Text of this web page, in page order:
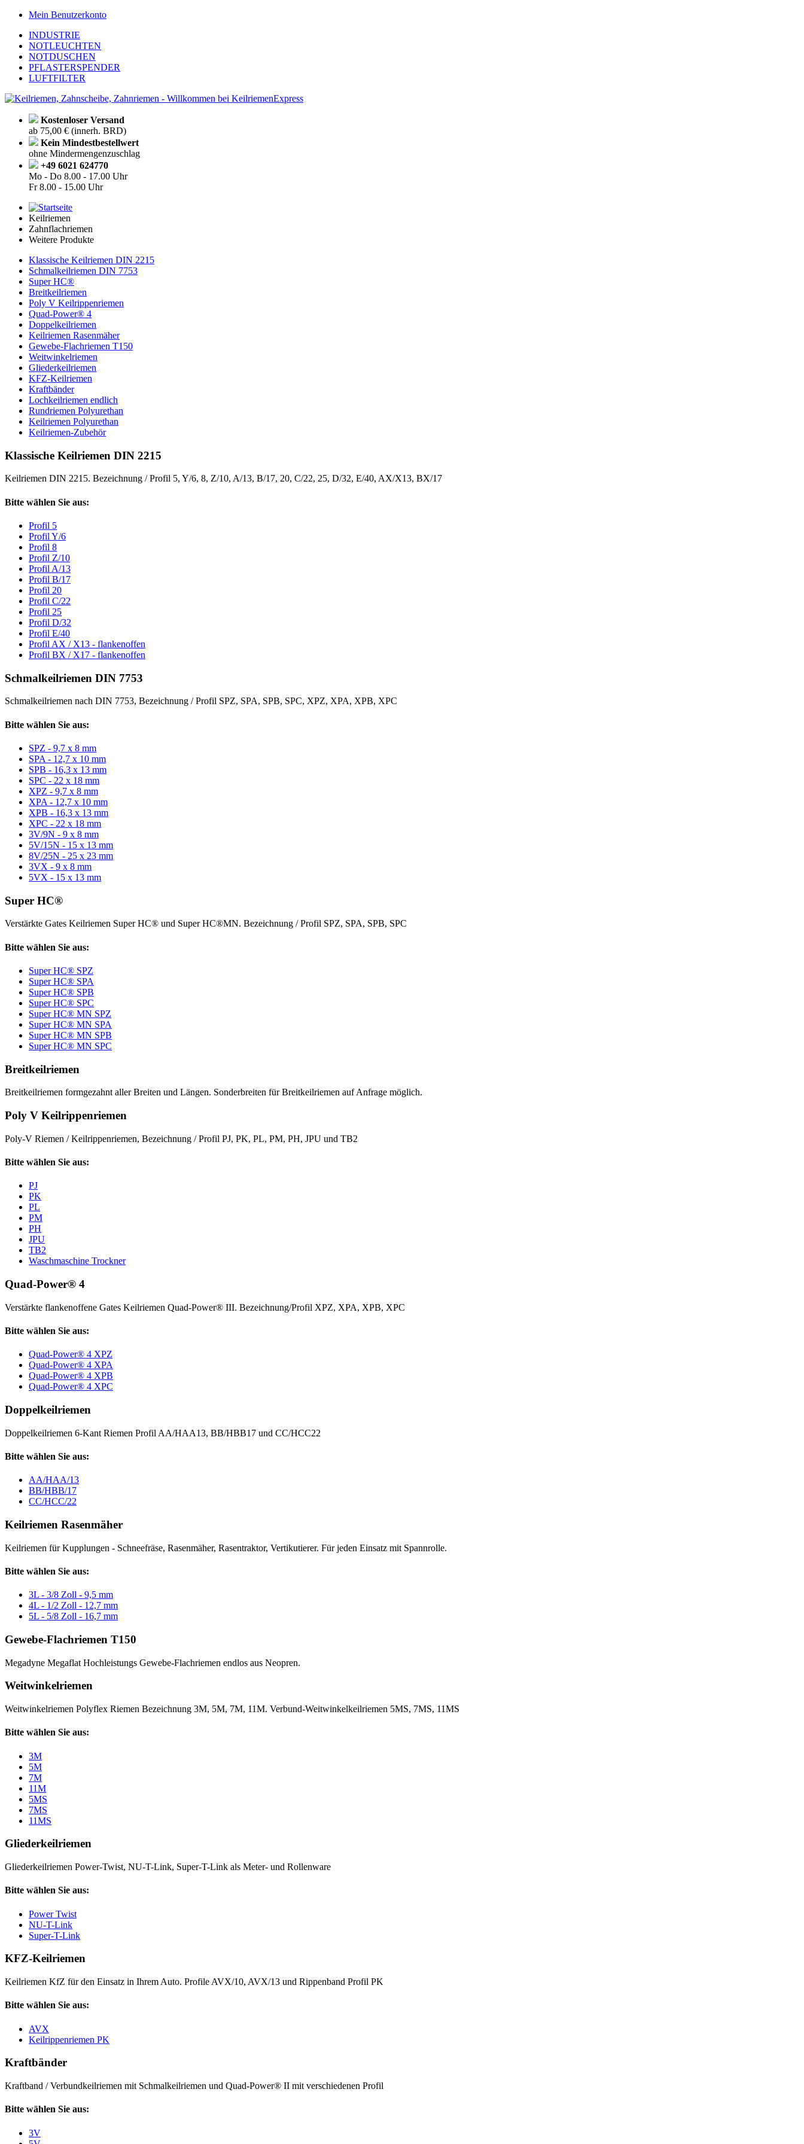
Mein Benutzerkonto
INDUSTRIE
NOTLEUCHTEN
NOTDUSCHEN
PFLASTERSPENDER
LUFTFILTER
Kostenloser Versand
ab 75,00 € (innerh. BRD)
Kein Mindestbestellwert
ohne Mindermengenzuschlag
+49 6021 624770
Mo - Do 8.00 - 17.00 Uhr
Fr8.00 - 15.00 Uhr
Keilriemen
Zahnflachriemen
Weitere Produkte
Klassische Keilriemen DIN 2215
Schmalkeilriemen DIN 7753
Super HC®
Breitkeilriemen
Poly V Keilrippenriemen
Quad-Power® 4
Doppelkeilriemen
Keilriemen Rasenmäher
Gewebe-Flachriemen T150
Weitwinkelriemen
Gliederkeilriemen
KFZ-Keilriemen
Kraftbänder
Lochkeilriemen endlich
Rundriemen Polyurethan
Keilriemen Polyurethan
Keilriemen-Zubehör
Klassische Keilriemen DIN 2215
Keilriemen DIN 2215. Bezeichnung / Profil 5, Y/6, 8, Z/10, A/13, B/17, 20, C/22, 25, D/32, E/40, AX/X13, BX/17
Bitte wählen Sie aus:
Profil 5
Profil Y/6
Profil 8
Profil Z/10
Profil A/13
Profil B/17
Profil 20
Profil C/22
Profil 25
Profil D/32
Profil E/40
Profil AX / X13 - flankenoffen
Profil BX / X17 - flankenoffen
Schmalkeilriemen DIN 7753
Schmalkeilriemen nach DIN 7753, Bezeichnung / Profil SPZ, SPA, SPB, SPC, XPZ, XPA, XPB, XPC
Bitte wählen Sie aus:
SPZ - 9,7 x 8 mm
SPA - 12,7 x 10 mm
SPB - 16,3 x 13 mm
SPC - 22 x 18 mm
XPZ - 9,7 x 8 mm
XPA - 12,7 x 10 mm
XPB - 16,3 x 13 mm
XPC - 22 x 18 mm
3V/9N - 9 x 8 mm
5V/15N - 15 x 13 mm
8V/25N - 25 x 23 mm
3VX - 9 x 8 mm
5VX - 15 x 13 mm
Super HC®
Verstärkte Gates Keilriemen Super HC® und Super HC®MN. Bezeichnung / Profil SPZ, SPA, SPB, SPC
Bitte wählen Sie aus:
Super HC® SPZ
Super HC® SPA
Super HC® SPB
Super HC® SPC
Super HC® MN SPZ
Super HC® MN SPA
Super HC® MN SPB
Super HC® MN SPC
Breitkeilriemen
Breitkeilriemen formgezahnt aller Breiten und Längen. Sonderbreiten für Breitkeilriemen auf Anfrage möglich.
Poly V Keilrippenriemen
Poly-V Riemen / Keilrippenriemen, Bezeichnung / Profil PJ, PK, PL, PM, PH, JPU und TB2
Bitte wählen Sie aus:
PJ
PK
PL
PM
PH
JPU
TB2
Waschmaschine Trockner
Quad-Power® 4
Verstärkte flankenoffene Gates Keilriemen Quad-Power® III. Bezeichnung/Profil XPZ, XPA, XPB, XPC
Bitte wählen Sie aus:
Quad-Power® 4 XPZ
Quad-Power® 4 XPA
Quad-Power® 4 XPB
Quad-Power® 4 XPC
Doppelkeilriemen
Doppelkeilriemen 6-Kant Riemen Profil AA/HAA13, BB/HBB17 und CC/HCC22
Bitte wählen Sie aus:
AA/HAA/13
BB/HBB/17
CC/HCC/22
Keilriemen Rasenmäher
Keilriemen für Kupplungen - Schneefräse, Rasenmäher, Rasentraktor, Vertikutierer. Für jeden Einsatz mit Spannrolle.
Bitte wählen Sie aus:
3L - 3/8 Zoll - 9,5 mm
4L - 1/2 Zoll - 12,7 mm
5L - 5/8 Zoll - 16,7 mm
Gewebe-Flachriemen T150
Megadyne Megaflat Hochleistungs Gewebe-Flachriemen endlos aus Neopren.
Weitwinkelriemen
Weitwinkelriemen Polyflex Riemen Bezeichnung 3M, 5M, 7M, 11M. Verbund-Weitwinkelkeilriemen 5MS, 7MS, 11MS
Bitte wählen Sie aus:
3M
5M
7M
11M
5MS
7MS
11MS
Gliederkeilriemen
Gliederkeilriemen Power-Twist, NU-T-Link, Super-T-Link als Meter- und Rollenware
Bitte wählen Sie aus:
Power Twist
NU-T-Link
Super-T-Link
KFZ-Keilriemen
Keilriemen KfZ für den Einsatz in Ihrem Auto. Profile AVX/10, AVX/13 und Rippenband Profil PK
Bitte wählen Sie aus:
AVX
Keilrippenriemen PK
Kraftbänder
Kraftband / Verbundkeilriemen mit Schmalkeilriemen und Quad-Power® II mit verschiedenen Profil
Bitte wählen Sie aus:
3V